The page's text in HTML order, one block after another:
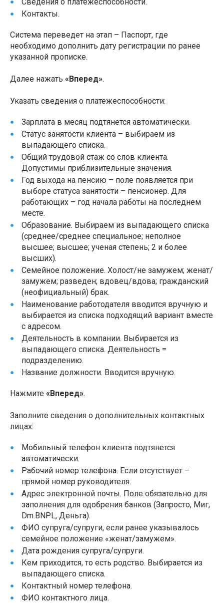
Контакты.
Система переведет на этап – Паспорт, где
необходимо дополнить дату регистрации по ранее
указанной прописке.
Далее нажать «Вперед».
Указать сведения о платежеспособности:
Зарплата в месяц подтянется автоматически.
Статус занятости клиента – выбираем из
выпадающего списка.
Общий трудовой стаж со слов клиента.
Допустимы приблизительные значения.
Год выхода на пенсию – поле появляется при
выборе статуса занятости – пенсионер. Для
работающих – год начала работы на последнем
месте.
Образование. Выбираем из выпадающего списка
(среднее/среднее специальное; неполное
высшее; высшее; ученая степень; 2 и более
высших).
Семейное положение. Холост/не замужем; женат/
замужем; разведен; вдовец/вдова; гражданский
(неофициальный) брак.
Наименование работодателя вводится вручную и
выбирается из списка подходящий вариант вместе
с адресом.
Деятельность в компании. Выбирается из
выпадающего списка. Деятельность =
подразделению.
Название должности. Вводится вручную.
Нажмите «Вперед».
Заполните сведения о дополнительных контактных
лицах:
Мобильный телефон клиента подтянется
автоматически.
Рабочий номер телефона. Если отсутствует –
прямой номер руководителя.
Адрес электронной почты. Поле обязательно для
заполнения для одобрения банков (Запросто, Миг,
Dm.BNPL, Деньга).
ФИО супруга/супруги, если ранее указывалось
семейное положение «женат/замужем».
Дата рождения супруга/супруги.
Кем приходится, то есть родство. Выбирается из
выпадающего списка.
Контактный номер телефона.
ФИО контактного лица.